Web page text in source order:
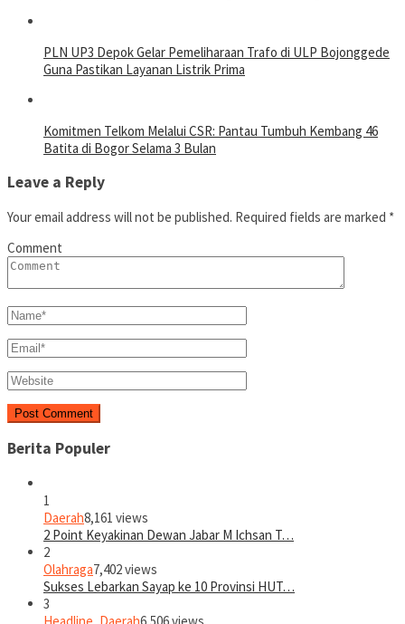
PLN UP3 Depok Gelar Pemeliharaan Trafo di ULP Bojonggede
Guna Pastikan Layanan Listrik Prima
Komitmen Telkom Melalui CSR: Pantau Tumbuh Kembang 46
Batita di Bogor Selama 3 Bulan
Leave a Reply
Your email address will not be published. Required fields are marked *
Comment
Berita Populer
1
Daerah8,161 views
2 Point Keyakinan Dewan Jabar M Ichsan T…
2
Olahraga7,402 views
Sukses Lebarkan Sayap ke 10 Provinsi HUT…
3